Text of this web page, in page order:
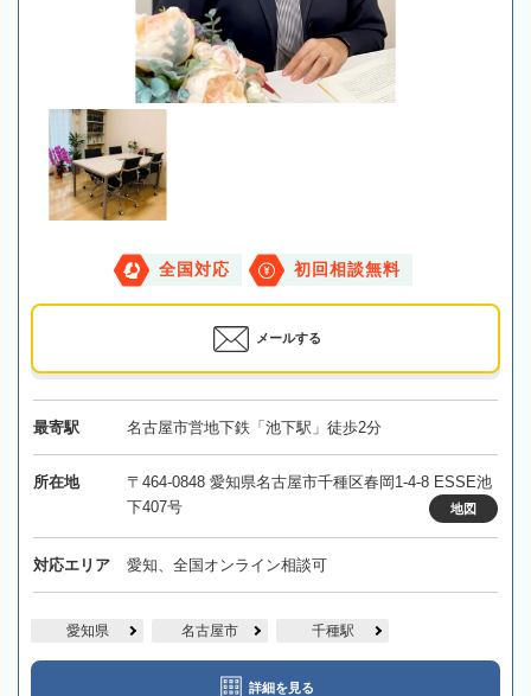
全国対応 初回相談無料
メールする
最寄駅 名古屋市営地下鉄「池下駅」徒歩2分
所在地
〒464-0848 愛知県名古屋市千種区春岡1-4-8 ESSE池
下407号
地図
対応エリア 愛知、全国オンライン相談可
愛知県 名古屋市 千種駅
詳細を見る